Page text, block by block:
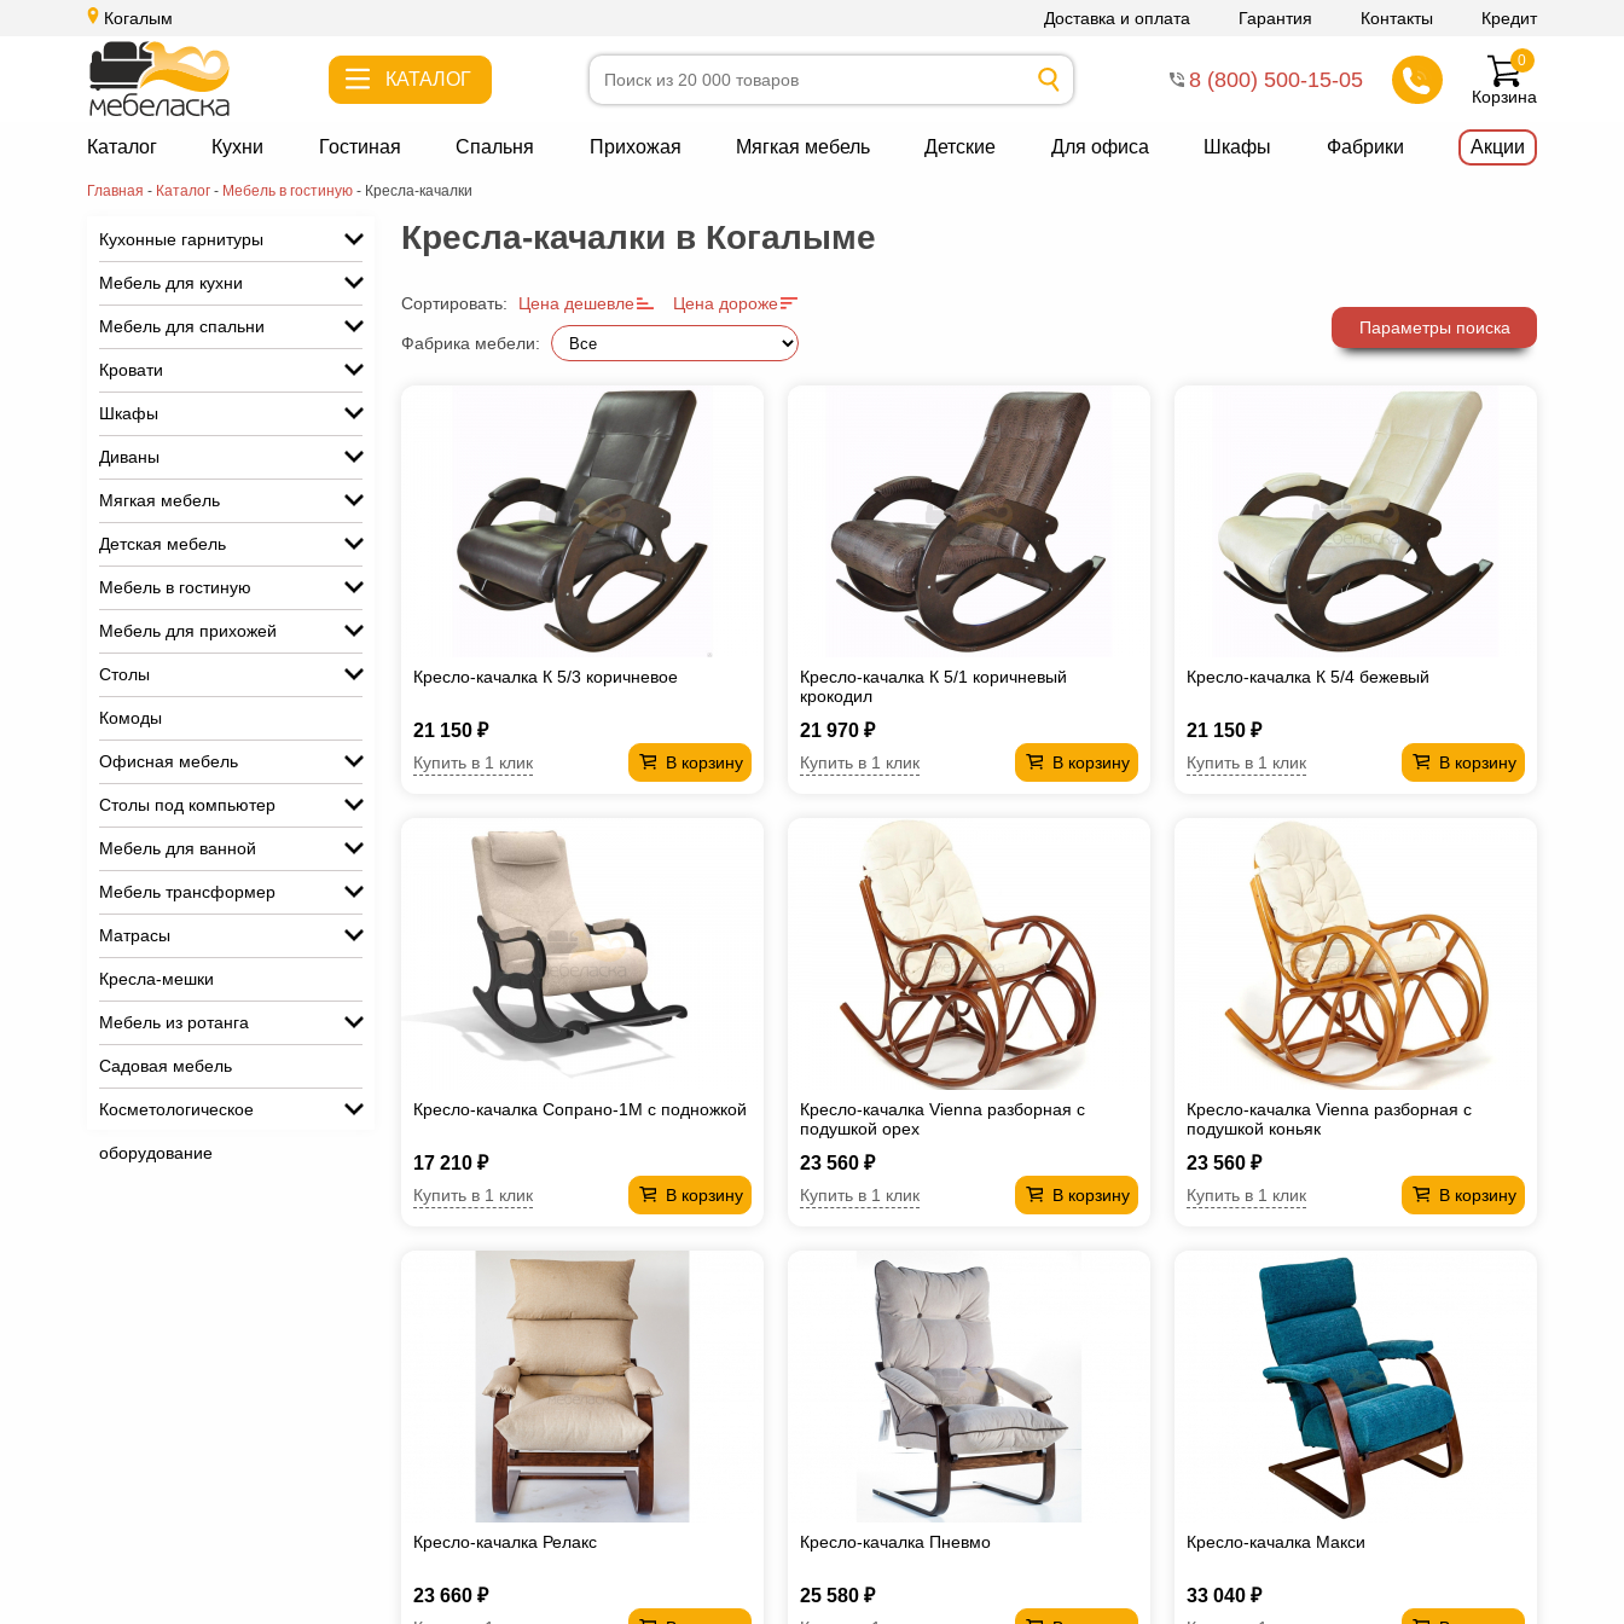
Когалым Доставка и оплата Гарантия Контакты Кредит
КАТАЛОГ 8 (800) 500-15-05
Корзина
0
Каталог Кухни Гостиная Спальня Прихожая Мягкая мебель Детские Для офиса Шкафы Фабрики Акции
Главная - Каталог - Мебель в гостиную - Кресла-качалки
Кухонные гарнитуры
Мебель для кухни
Мебель для спальни
Кровати
Шкафы
Диваны
Мягкая мебель
Детская мебель
Мебель в гостиную
Мебель для прихожей
Столы
Комоды
Офисная мебель
Столы под компьютер
Мебель для ванной
Мебель трансформер
Матрасы
Кресла-мешки
Мебель из ротанга
Садовая мебель
Косметологическое
оборудование
Кресла-качалки в Когалыме
Сортировать: Цена дешевле Цена дороже
Фабрика мебели:
Параметры поиска
Кресло-качалка К 5/3 коричневое
21 150 ₽
В корзину
Купить в 1 клик
Кресло-качалка К 5/1 коричневый
крокодил
21 970 ₽
В корзину
Купить в 1 клик
Кресло-качалка К 5/4 бежевый
21 150 ₽
В корзину
Купить в 1 клик
Кресло-качалка Сопрано-1М с подножкой
17 210 ₽
В корзину
Купить в 1 клик
Кресло-качалка Vienna разборная с
подушкой орех
23 560 ₽
В корзину
Купить в 1 клик
Кресло-качалка Vienna разборная с
подушкой коньяк
23 560 ₽
В корзину
Купить в 1 клик
Кресло-качалка Релакс
23 660 ₽
Кресло-качалка Пневмо
25 580 ₽
Кресло-качалка Макси
33 040 ₽